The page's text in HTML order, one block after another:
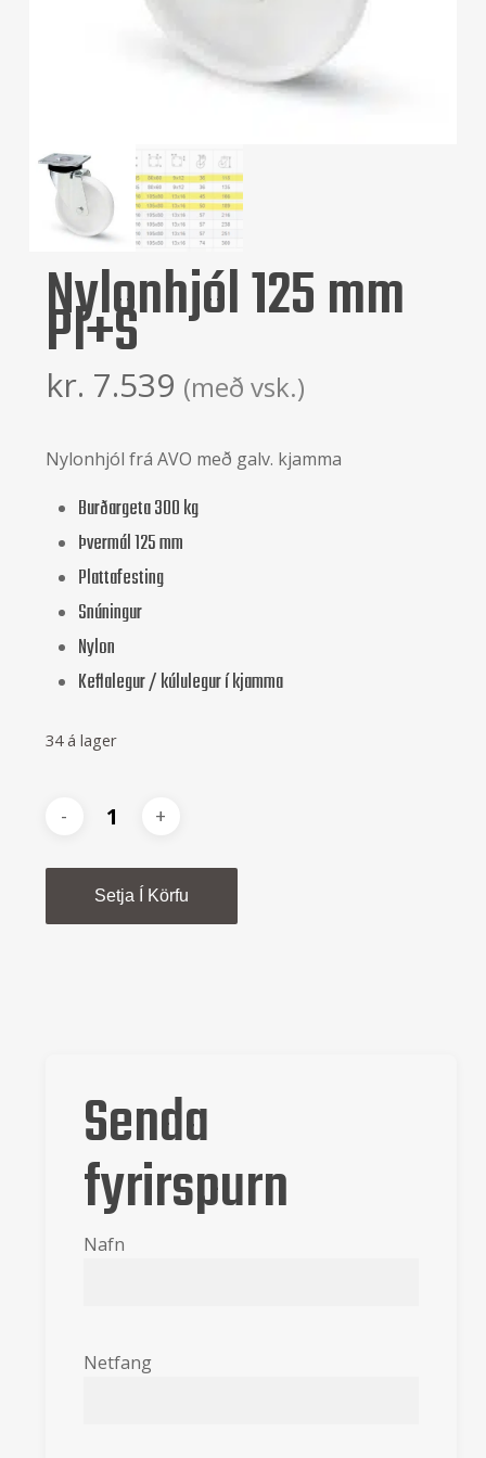
Nylonhjól 125 mm
Pl+S
kr. 7.539 (með vsk.)
Nylonhjól frá AVO með galv. kjamma
Burðargeta 300 kg
Þvermál 125 mm
Plattafesting
Snúningur
Nylon
Keflalegur / kúlulegur í kjamma
34 á lager
Setja Í Körfu
Senda
fyrirspurn
Nafn
Netfang